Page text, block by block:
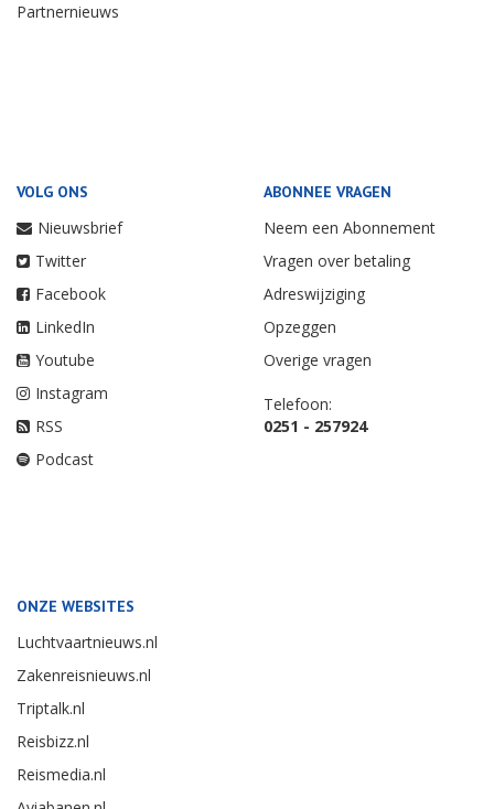
Partnernieuws
VOLG ONS
Nieuwsbrief
Twitter
Facebook
LinkedIn
Youtube
Instagram
RSS
Podcast
ABONNEE VRAGEN
Neem een Abonnement
Vragen over betaling
Adreswijziging
Opzeggen
Overige vragen
Telefoon:
0251 - 257924
ONZE WEBSITES
Luchtvaartnieuws.nl
Zakenreisnieuws.nl
Triptalk.nl
Reisbizz.nl
Reismedia.nl